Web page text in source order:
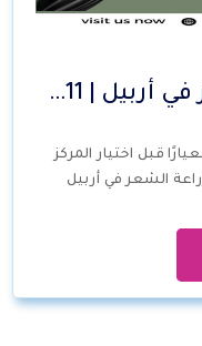
| 11…
مركز لزراعة الشعر في أربيل | 11 معيارًا قبل اختيار المركز
الشعر في أربيل